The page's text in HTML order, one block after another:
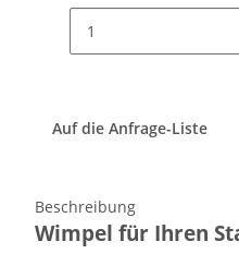
Auf die Anfrage-Liste
Beschreibung
Wimpel für Ihren